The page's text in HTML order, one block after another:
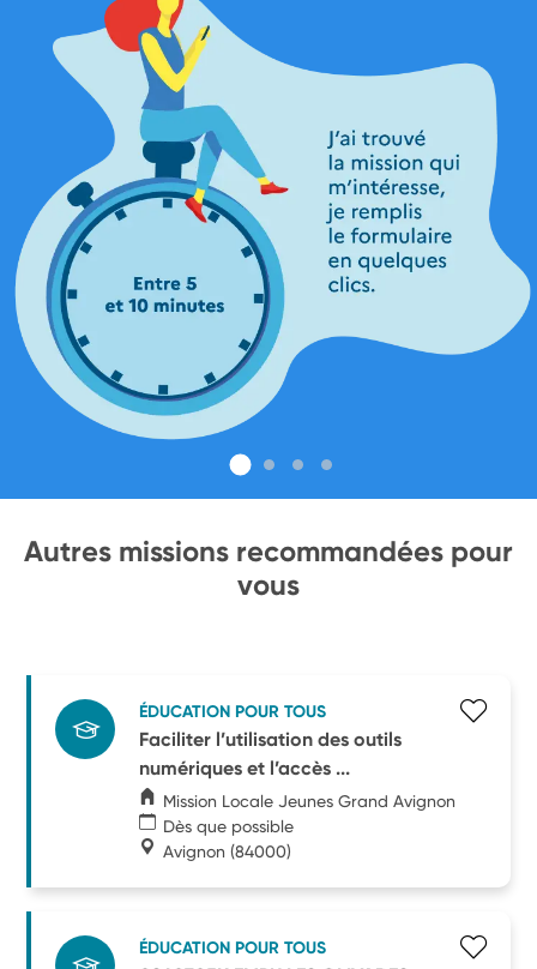
Autres missions recommandées pour
vous
ÉDUCATION POUR TOUS
Faciliter l’utilisation des outils
numériques et l’accès ...
Mission Locale Jeunes Grand Avignon
Dès que possible
Avignon (84000)
ÉDUCATION POUR TOUS